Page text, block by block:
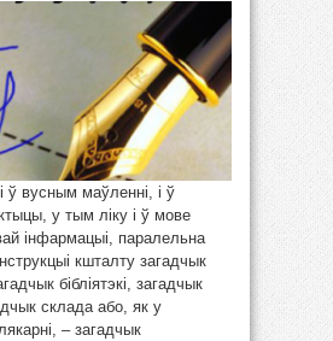
ў вусным маўленні, і ў
у тым ліку і ў мове
інфармацыі, паралельна
кшталту загадчык
бібліятэкі, загадчык
склада або, як у
– загадчык